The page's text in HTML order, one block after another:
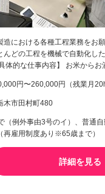
造における各種工程業務をお
んどの工程を機械で自動化し
体的な仕事内容】 お米から
円〜260,000円（残業月
木市田村町480
（例外事由3号のイ）、普通
再雇用制度あり※65歳まで）
詳細を見る